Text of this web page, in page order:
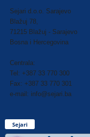
Sejari d.o.o. Sarajevo
Blažuj 78,
71215 Blažuj - Sarajevo
Bosna i Hercegovina
Centrala:
Tel: +387 33 770 300
Fax: +387 33 770 301
e-mail: info@sejari.ba
Sejari